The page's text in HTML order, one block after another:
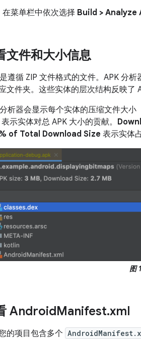
在菜单栏中依次选择 Build > Analyze
文件和大小信息
遵循 ZIP 文件格式的文件。APK 分
文件夹。这些实体的层次结构反映了
析器会显示每个实体的压缩文件大小
表示实体对总 APK 大小的贡献。
of Total Download Size 表示实体
图
AndroidManifest.xml
的项目包含多个